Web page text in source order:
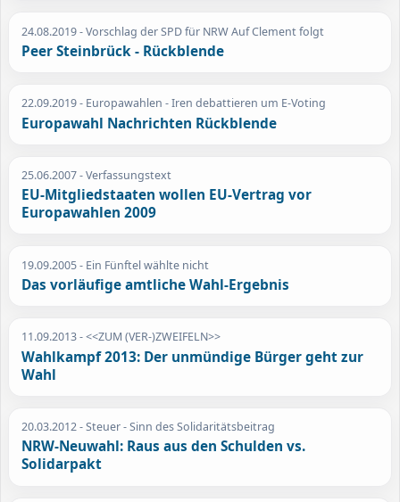
24.08.2019- Vorschlag der SPD für NRW Auf Clement folgt
Peer Steinbrück - Rückblende
22.09.2019- Europawahlen - Iren debattieren um E-Voting
Europawahl Nachrichten Rückblende
25.06.2007- Verfassungstext
EU-Mitgliedstaaten wollen EU-Vertrag vor
Europawahlen 2009
19.09.2005- Ein Fünftel wählte nicht
Das vorläufige amtliche Wahl-Ergebnis
11.09.2013- <<ZUM (VER-)ZWEIFELN>>
Wahlkampf 2013: Der unmündige Bürger geht zur
Wahl
20.03.2012- Steuer - Sinn des Solidaritätsbeitrag
NRW-Neuwahl: Raus aus den Schulden vs.
Solidarpakt